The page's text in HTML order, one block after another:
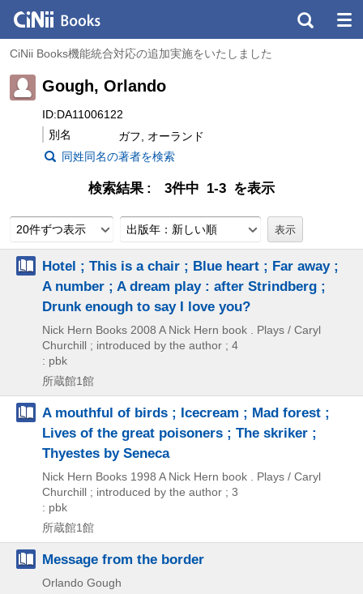
CiNii Books機能統合対応の追加実施をいたしました
Gough, Orlando
ID:DA11006122
別名
ガフ, オーランド
同姓同名の著者を検索
検索結果 3件中 1-3 を表示
20件ずつ表示 出版年：新しい順
Hotel ; This is a chair ; Blue heart ; Far away ;
A number ; A dream play : after Strindberg ;
Drunk enough to say I love you?
Nick Hern Books 2008 A Nick Hern book . Plays / Caryl
Churchill ; introduced by the author ; 4
: pbk
所蔵館1館
A mouthful of birds ; Icecream ; Mad forest ;
Lives of the great poisoners ; The skriker ;
Thyestes by Seneca
Nick Hern Books 1998 A Nick Hern book . Plays / Caryl
Churchill ; introduced by the author ; 3
: pbk
所蔵館1館
Message from the border
Orlando Gough